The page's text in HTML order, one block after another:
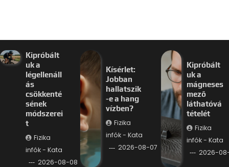
Kipróbált
uk a
légellenáll
ás
csökkenté
sének
módszerei
t
Fizika
infók - Kata
2026-08-08
Kísérlet:
Jobban
hallatszik
-e a hang
vízben?
Fizika
infók - Kata
2026-08-07
Kipróbált
uk a
mágneses
mező
láthatóvá
tételét
Fizika
infók - Kata
2026-